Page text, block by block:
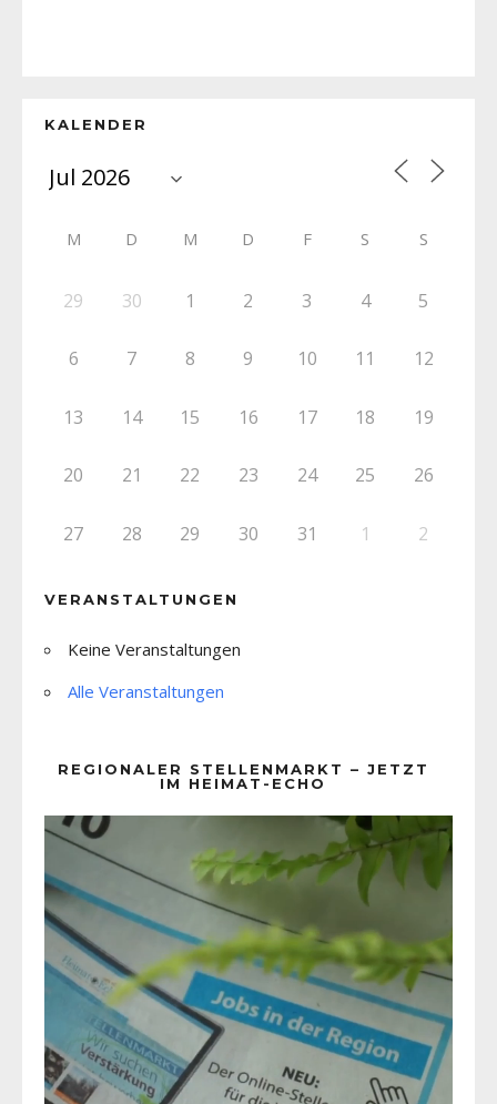
KALENDER
M D M D F S S
29 30 1 2 3 4 5
6 7 8 9 10 11 12
13 14 15 16 17 18 19
20 21 22 23 24 25 26
27 28 29 30 31 1 2
VERANSTALTUNGEN
Keine Veranstaltungen
Alle Veranstaltungen
REGIONALER STELLENMARKT – JETZT
IM HEIMAT-ECHO
Player